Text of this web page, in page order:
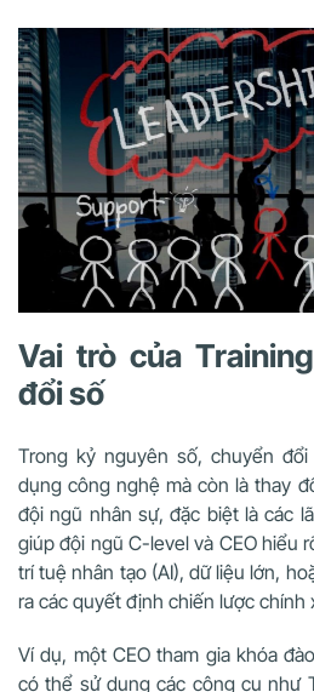
Vai trò của
đổi số
Trong kỷ nguyên số, chuyển
dụng công nghệ mà còn là thay
đội ngũ nhân sự, đặc biệt là các
giúp đội ngũ C-level và CEO hiểu
trí tuệ nhân tạo (AI), dữ liệu lớn,
ra các quyết định chiến lược chính
Ví dụ, một CEO tham gia khóa
có thể sử dụng các công cụ như